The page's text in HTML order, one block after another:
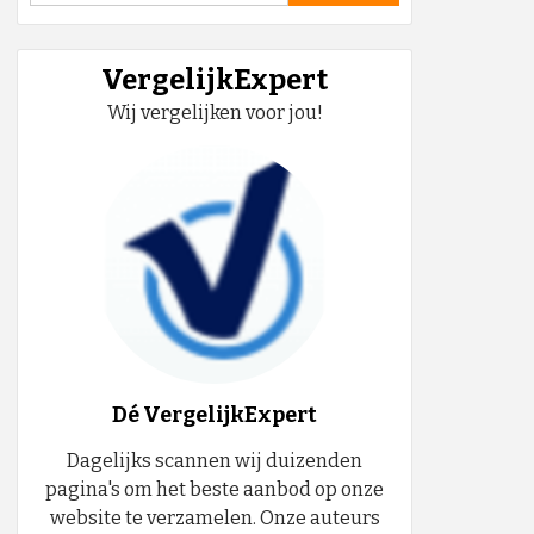
VergelijkExpert
Wij vergelijken voor jou!
Dé VergelijkExpert
Dagelijks scannen wij duizenden
pagina's om het beste aanbod op onze
website te verzamelen. Onze auteurs